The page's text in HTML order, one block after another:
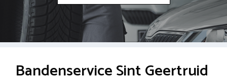
Bandenservice Sint Geertruid